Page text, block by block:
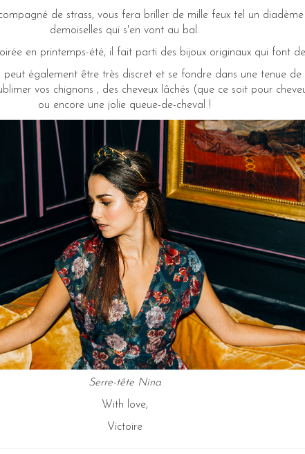
de strass, vous fera briller de mille feux tel un
demoiselles qui s'en vont au bal.
en printemps-été, il fait parti des bijoux originaux qui font
également être très discret et se fondre dans une tenue de
vos chignons , des cheveux lâchés (que ce soit pour
ou encore une jolie queue-de-cheval !
Serre-tête Nina
With love,
Victoire